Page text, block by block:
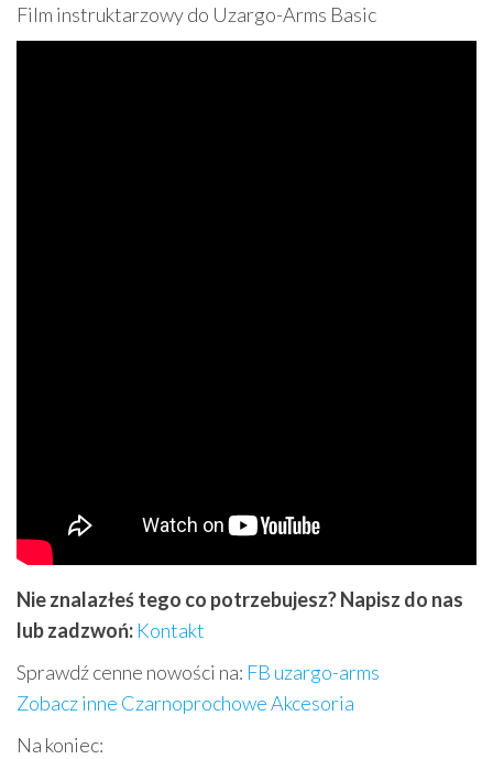
Film instruktarzowy do Uzargo-Arms Basic
Nie znalazłeś tego co potrzebujesz? Napisz do nas
lub zadzwoń: Kontakt
Sprawdź cenne nowości na: FB uzargo-arms
Zobacz inne Czarnoprochowe Akcesoria
Na koniec: